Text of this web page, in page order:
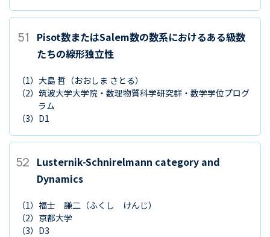
51
Pisot数またはSalem数の数系におけるある級数
たちの線形独立性
（1） 大島 哲 （おおしま さとる）
（2） 筑波大学大学院・数理物質科学研究群・数学学位プログ
ラム
（3） D1
52 Lusternik-Schnirelmann category and
Dynamics
（1） 福士 謙二 （ふくし けんじ）
（2） 京都大学
（3） D3